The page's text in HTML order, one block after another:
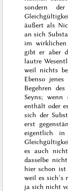
sondern
äußert als
an sich
im
gibt er aber
lautre
weil nichts
Ebenso
Begehren
Seyns;
enthält oder
sich der
erst
eigentlich in
es auch
dasselbe
hier schon ist
weil es sich’s
ja sich nicht